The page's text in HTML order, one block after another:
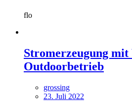
flo
Stromerzeugung
Outdoorbetrieb
grossing
23. Juli 2022